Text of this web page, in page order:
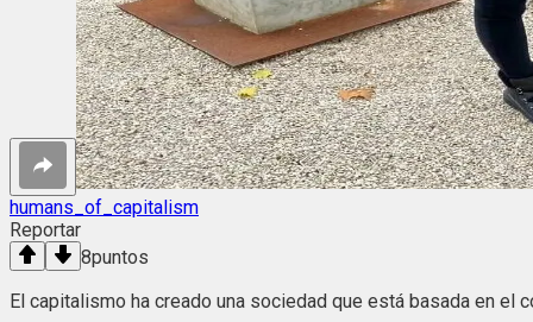
humans_of_capitalism
Reportar
8puntos
El capitalismo ha creado una sociedad que está basada en